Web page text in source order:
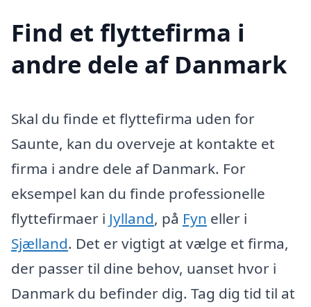
Find et flyttefirma i
andre dele af Danmark
Skal du finde et flyttefirma uden for
Saunte, kan du overveje at kontakte et
firma i andre dele af Danmark. For
eksempel kan du finde professionelle
flyttefirmaer i Jylland, på Fyn eller i
Sjælland. Det er vigtigt at vælge et firma,
der passer til dine behov, uanset hvor i
Danmark du befinder dig. Tag dig tid til at